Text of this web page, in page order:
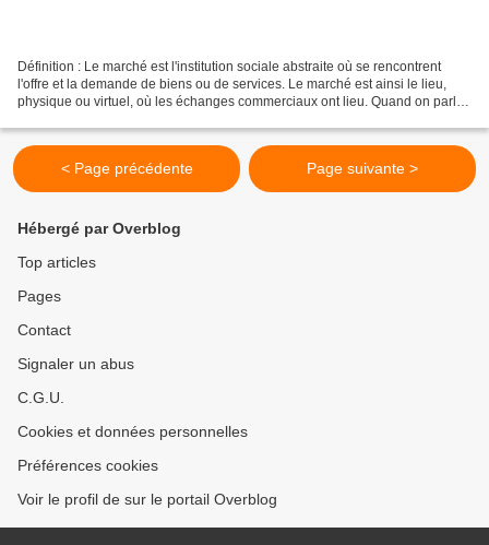
Définition : Le marché est l'institution sociale abstraite où se rencontrent
l'offre et la demande de biens ou de services. Le marché est ainsi le lieu,
physique ou virtuel, où les échanges commerciaux ont lieu. Quand on parle
< Page précédente Page suivante >
Hébergé par Overblog
Top articles
Pages
Contact
Signaler un abus
C.G.U.
Cookies et données personnelles
Préférences cookies
Voir le profil de sur le portail Overblog